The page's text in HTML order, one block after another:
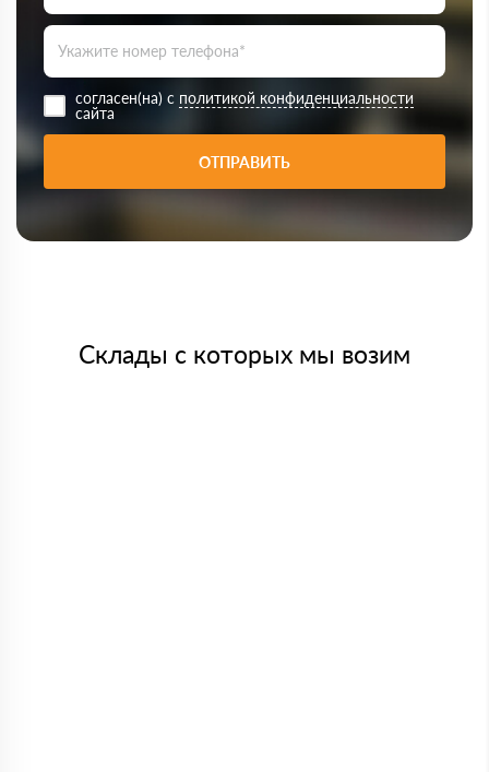
согласен(на) с политикой конфиденциальности
сайта
ОТПРАВИТЬ
Склады с которых мы возим